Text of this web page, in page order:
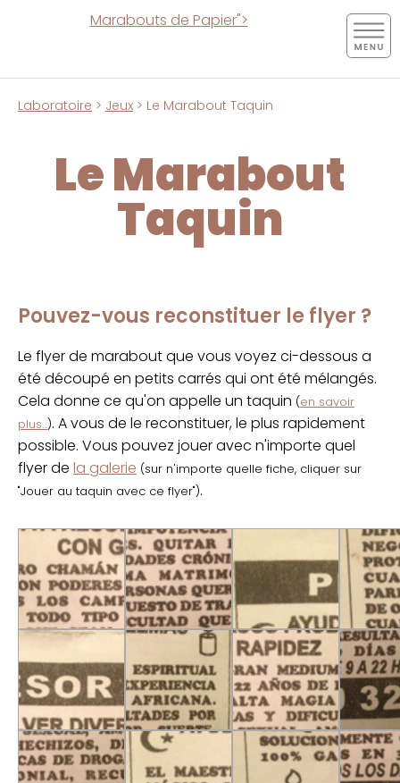
Marabouts de Papier">
Laboratoire > Jeux > Le Marabout Taquin
Le Marabout
Taquin
Pouvez-vous reconstituer le flyer ?
Le flyer de marabout que vous voyez ci-dessous a
été découpé en petits carrés qui ont été mélangés.
Cela donne ce qu'on appelle un taquin (en savoir
plus...). A vous de le reconstituer, le plus rapidement
possible. Vous pouvez jouer avec n'importe quel
flyer de la galerie (sur n'importe quelle fiche, cliquer sur
"Jouer au taquin avec ce flyer").